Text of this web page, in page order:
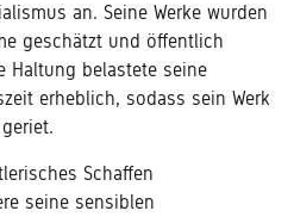
an. Seine Werke wurden
geschätzt und öffentlich
Haltung belastete seine
erheblich, sodass sein Werk
Schaffen
seine sensiblen